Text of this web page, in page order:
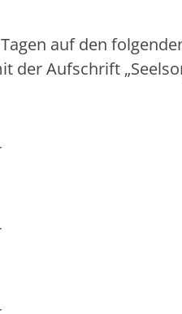
auf den
der Aufschrift